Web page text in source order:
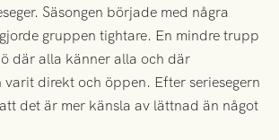
Säsongen började med några
gruppen tightare. En mindre trupp
där alla känner alla och där
direkt och öppen. Efter seriesegern
det är mer känsla av lättnad än något